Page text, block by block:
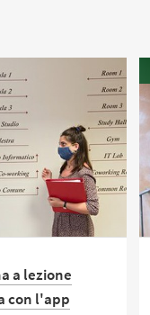
a lezione
con l'app